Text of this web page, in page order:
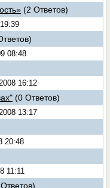
(2 Ответов)
08:48
16:12
(0 Ответов)
13:17
20:48
11:11